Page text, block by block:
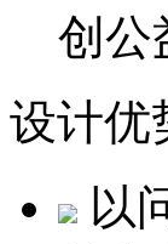
创公
设计优
以